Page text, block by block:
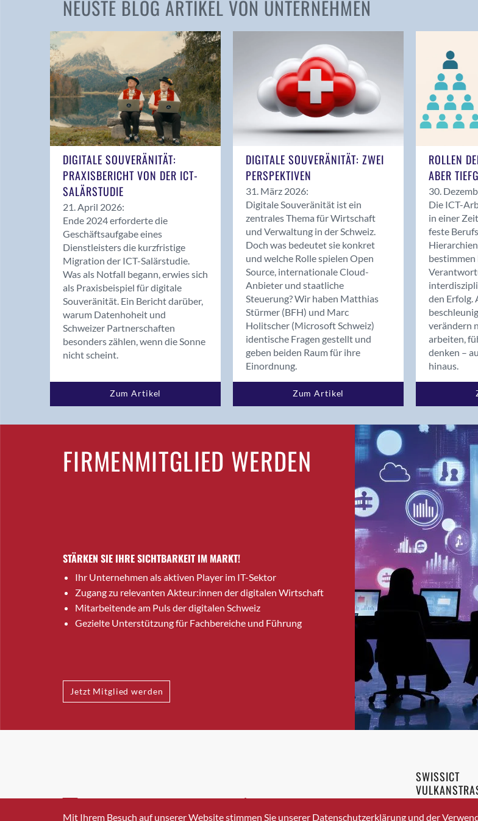
Andelfingen
Balsthal
Balzers
Bassersdorf
Benken (SG)
Bergdietikon
Bern - Liebefeld
Birsfelden
Bolligen
Bonaduz
Bonstetten
Bottighofen
Bremgarten bei Bern
Brig-Glis
Bronschhofen
Brugg
Brugg AG
Burgdorf
Bäretswil
Bülach
Cazis
Crissier
Davos Platz
NEUSTE BLOG ARTIKEL VON UNTERNEHMEN
DIGITALE SOUVERÄNITÄT:
PRAXISBERICHT VON DER ICT-
SALÄRSTUDIE
21. April 2026:
Ende 2024 erforderte die
Geschäftsaufgabe eines
Dienstleisters die kurzfristige
Migration der ICT-Salärstudie.
Was als Notfall begann, erwies sich
als Praxisbeispiel für digitale
Souveränität. Ein Bericht darüber,
warum Datenhoheit und
Schweizer Partnerschaften
besonders zählen, wenn die Sonne
nicht scheint.
Zum Artikel
DIGITALE SOUVERÄNITÄT: ZWEI
PERSPEKTIVEN
31. März 2026:
Digitale Souveränität ist ein
zentrales Thema für Wirtschaft
und Verwaltung in der Schweiz.
Doch was bedeutet sie konkret
und welche Rolle spielen Open
Source, internationale Cloud-
Anbieter und staatliche
Steuerung? Wir haben Matthias
Stürmer (BFH) und Marc
Holitscher (Microsoft Schweiz)
identische Fragen gestellt und
geben beiden Raum für ihre
Einordnung.
Zum Artikel
ROLLEN
ABER
30.
Die ICT-
in einer
feste
bestimmen
den Erfolg.
verändern
arbeiten,
denken –
hinaus.
FIRMENMITGLIED WERDEN
STÄRKEN SIE IHRE SICHTBARKEIT IM MARKT!
Ihr Unternehmen als aktiven Player im IT-Sektor
Zugang zu relevanten Akteur:innen der digitalen Wirtschaft
Mitarbeitende am Puls der digitalen Schweiz
Gezielte Unterstützung für Fachbereiche und Führung
Jetzt Mitglied werden
INFO@SWISSICT.CH +41 43 336 40 20
SWISSICT
8048 ZURICH
Mit Ihrem Besuch auf unserer Website stimmen Sie unserer Datenschutzerklärung und der